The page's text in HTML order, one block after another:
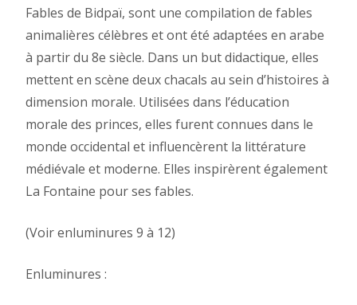
Fables de Bidpaï, sont une compilation de fables
animalières célèbres et ont été adaptées en arabe
à partir du 8e siècle. Dans un but didactique, elles
mettent en scène deux chacals au sein d’histoires à
dimension morale. Utilisées dans l’éducation
morale des princes, elles furent connues dans le
monde occidental et influencèrent la littérature
médiévale et moderne. Elles inspirèrent également
La Fontaine pour ses fables.
(Voir enluminures 9 à 12)
Enluminures :